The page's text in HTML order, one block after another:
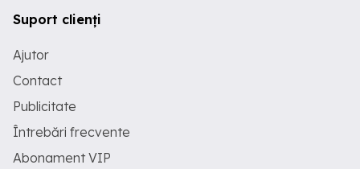
Suport clienți
Ajutor
Contact
Publicitate
Întrebări frecvente
Abonament VIP